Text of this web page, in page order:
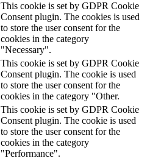
This cookie is set by GDPR Cookie
Consent plugin. The cookies is used
to store the user consent for the
cookies in the category
"Necessary".
This cookie is set by GDPR Cookie
Consent plugin. The cookie is used
to store the user consent for the
cookies in the category "Other.
This cookie is set by GDPR Cookie
Consent plugin. The cookie is used
to store the user consent for the
cookies in the category
"Performance".